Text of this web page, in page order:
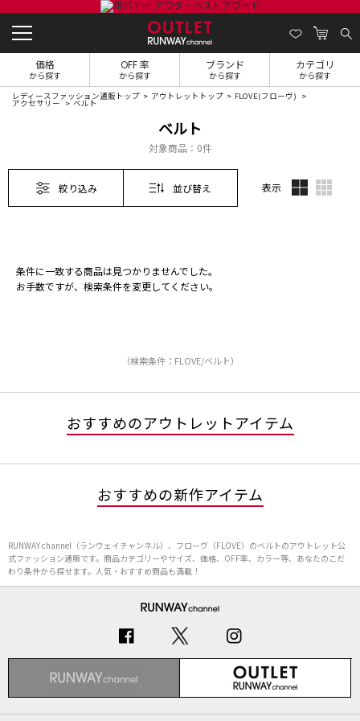
価格
から探す
OFF 率
から探す
ブランド
から探す
カテゴリ
から探す
レディースファッション通販トップ アウトレットトップ FLOVE(フローヴ)
アクセサリー ベルト
ベルト
対象商品： 0件
絞り込み 並び替え 表示
条件に一致する商品は見つかりませんでした。
お手数ですが、検索条件を変更してください。
（検索条件：FLOVE/ベルト）
おすすめのアウトレットアイテム
おすすめの新作アイテム
RUNWAY channel（ランウェイチャンネル）、フローヴ（FLOVE）のベルトのアウトレット公
式ファッション通販です。商品カテゴリーやサイズ、価格、OFF率、カラー等、あなたのこだ
わり条件から探せます。人気・おすすめ商品も満載！